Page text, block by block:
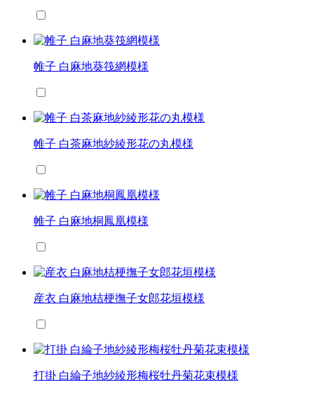
帷子 白麻地葵筏網模様
帷子 白茶麻地紗綾形花の丸模様
帷子 白麻地桐鳳凰模様
産衣 白麻地桔梗撫子女郎花垣模様
打掛 白綸子地紗綾形梅桜牡丹菊花束模様